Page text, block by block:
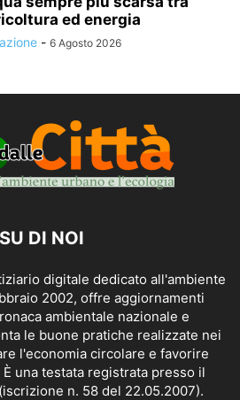
ed energia
- 6 Agosto 2026
SU DI NOI
digitale dedicato all'ambiente
2002, offre aggiornamenti
ambientale nazionale e
le buone pratiche realizzate nei
l'economia circolare e favorire
una testata registrata presso il
n. 58 del 22.05.2007).